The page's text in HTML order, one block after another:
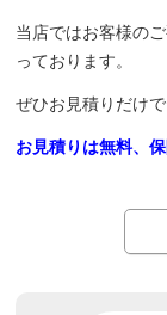
当店ではお客様の
っております。
ぜひお見積りだけ
お見積りは無料、